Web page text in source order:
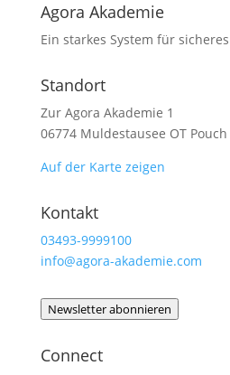
Agora Akademie
Ein starkes System für
Standort
Zur Agora Akademie 1
06774 Muldestausee OT Pouch
Auf der Karte zeigen
Kontakt
03493-9999100
info@agora-akademie.com
Newsletter abonnieren
Connect